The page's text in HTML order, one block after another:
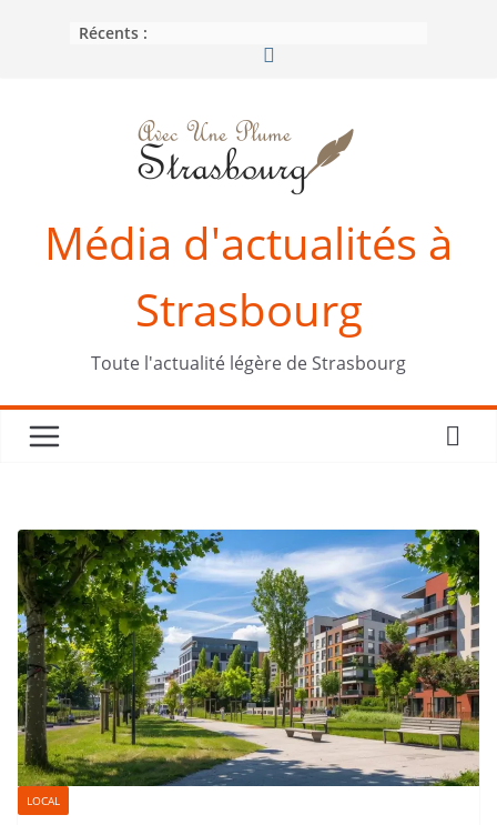
Récents :
Média d'actualités à
Strasbourg
Toute l'actualité légère de Strasbourg
LOCAL